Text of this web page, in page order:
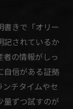
書きで「オリー
記されているか
の情報がしっ
自信がある証拠
チタイムやセ
量ずつ試すのが